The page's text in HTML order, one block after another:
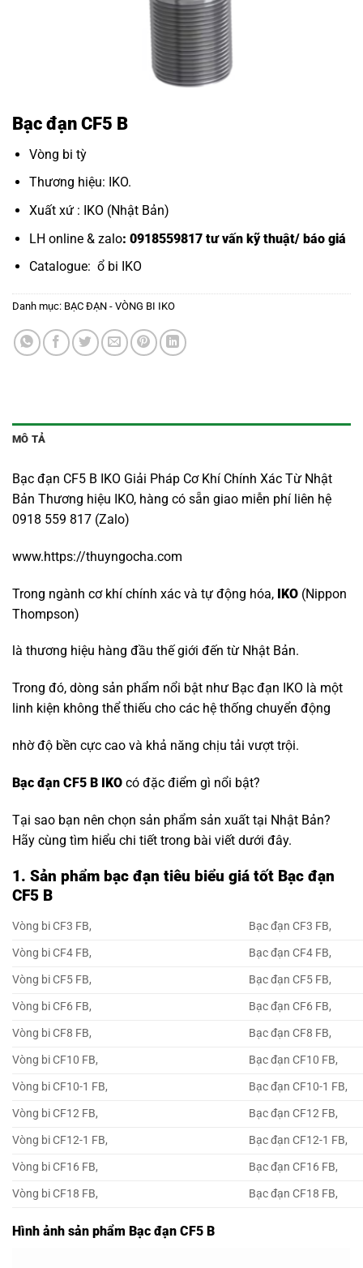
Bạc đạn CF5 B
Vòng bi tỳ
Thương hiệu: IKO.
Xuất xứ : IKO (Nhật Bản)
LH online & zalo: 0918559817 tư vấn kỹ thuật/ báo giá
Catalogue: ổ bi IKO
Danh mục: BẠC ĐẠN - VÒNG BI IKO
MÔ TẢ
Bạc đạn CF5 B IKO Giải Pháp Cơ Khí Chính Xác Từ Nhật
Bản Thương hiệu IKO, hàng có sẵn giao miễn phí liên hệ
0918 559 817 (Zalo)
www.https://thuyngocha.com
Trong ngành cơ khí chính xác và tự động hóa, IKO (Nippon
Thompson)
là thương hiệu hàng đầu thế giới đến từ Nhật Bản.
Trong đó, dòng sản phẩm nổi bật như Bạc đạn IKO là một
linh kiện không thể thiếu cho các hệ thống chuyển động
nhờ độ bền cực cao và khả năng chịu tải vượt trội.
Bạc đạn CF5 B IKO có đặc điểm gì nổi bật?
Tại sao bạn nên chọn sản phẩm sản xuất tại Nhật Bản?
Hãy cùng tìm hiểu chi tiết trong bài viết dưới đây.
1. Sản phẩm bạc đạn tiêu biểu giá tốt Bạc đạn
CF5 B
Vòng bi CF3 FB,
Bạc đạn CF3 FB,
Vòng bi CF4 FB,
Bạc đạn CF4 FB,
Vòng bi CF5 FB,
Bạc đạn CF5 FB,
Vòng bi CF6 FB,
Bạc đạn CF6 FB,
Vòng bi CF8 FB,
Bạc đạn CF8 FB,
Vòng bi CF10 FB,
Bạc đạn CF10 FB,
Vòng bi CF10-1 FB,
Bạc đạn CF10-1 FB,
Vòng bi CF12 FB,
Bạc đạn CF12 FB,
Vòng bi CF12-1 FB,
Bạc đạn CF12-1 FB,
Vòng bi CF16 FB,
Bạc đạn CF16 FB,
Vòng bi CF18 FB,
Bạc đạn CF18 FB,
Hình ảnh sản phẩm Bạc đạn CF5 B